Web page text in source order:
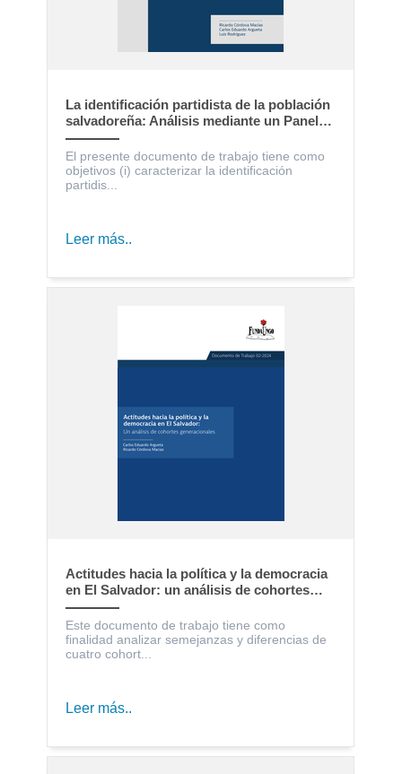
La identificación partidista de la población
salvadoreña: Análisis mediante un Panel
Electoral
El presente documento de trabajo tiene como
objetivos (i) caracterizar la identificación
partidis...
Leer más..
Actitudes hacia la política y la democracia
en El Salvador: un análisis de cohortes
generacionales
Este documento de trabajo tiene como
finalidad analizar semejanzas y diferencias de
cuatro cohort...
Leer más..